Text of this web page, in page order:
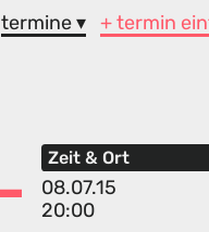
termine ▾ + termin
Zeit & Ort
08.07.15
20:00